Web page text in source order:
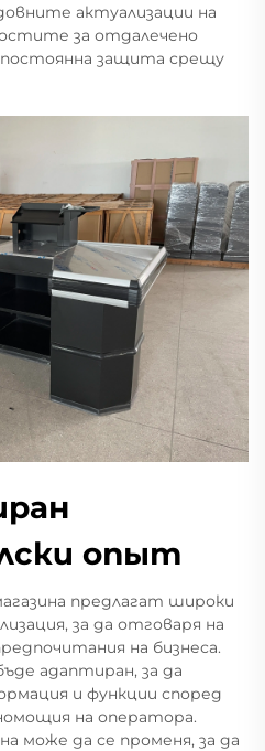
актуализации на
за отдалечено
защита срещу
опыт
предлагат широки
за да отговаря на
на бизнеса.
адаптиран, за да
и функции според
на оператора.
може да се променя, за да